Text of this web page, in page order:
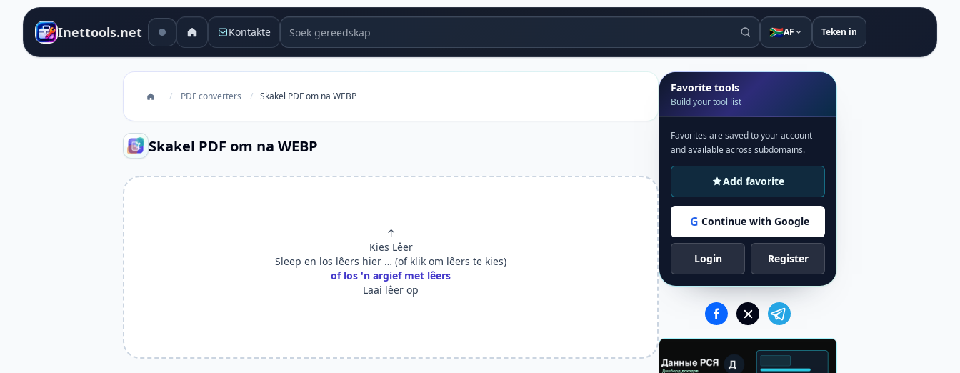
Inettools.net Kontakte Soek gereedskap 🇿🇦AF Teken in
/ PDF converters / Skakel PDF om na WEBP
Skakel PDF om na WEBP
↑
Kies Lêer
Sleep en los lêers hier … (of klik om lêers te kies)
of los 'n argief met lêers
Laai lêer op
Favorite tools
Build your tool list
Favorites are saved to your account
and available across subdomains.
Add favorite
G Continue with Google
Login Register